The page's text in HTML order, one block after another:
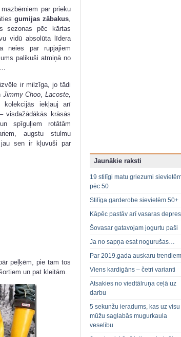
par prieku
gumijas zābakus,
sezonas pēc kārtas
vidū absolūta līdera
neies par rupjajiem
palikuši atmiņā no
izvēle ir milzīga, jo tādi
Jimmy Choo ,Lacoste,
iekļauj arī
visdažādākās krāsās
spīguļiem rotātām
augstu stulmu
jau sen ir kļuvuši par
peļķēm, pie tam tos
un pat kleitām.
Jaunākie raksti
19 stilīgi matu griezumi
pēc 50
Stilīga garderobe sievietēm 50+
Kāpēc pastāv arī vasaras
Šovasar gatavojam jogurtu paši
Ja no sapņa esat nogurušas…
Par 2019.gada auskaru trendiem
Viens kardigāns – četri varianti
Atsakies no viedtālruņa ceļā uz
darbu
5 sekunžu ieradums, kas uz visu
mūžu saglabās mugurkaula
veselību